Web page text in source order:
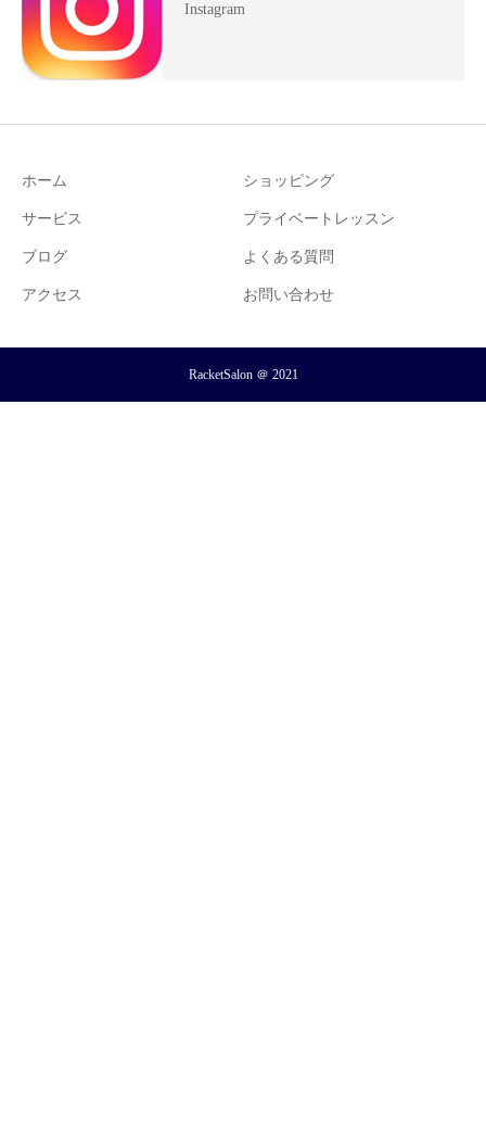
Instagram
ホーム ショッピング
サービス プライベートレッスン
ブログ よくある質問
アクセス お問い合わせ
RacketSalon ＠ 2021